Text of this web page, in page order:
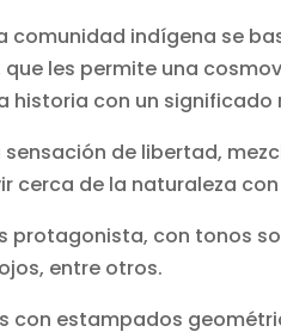
indígena se
les permite una
historia con un significado
de libertad,
cerca de la naturaleza
protagonista, con tonos
entre otros.
con estampados